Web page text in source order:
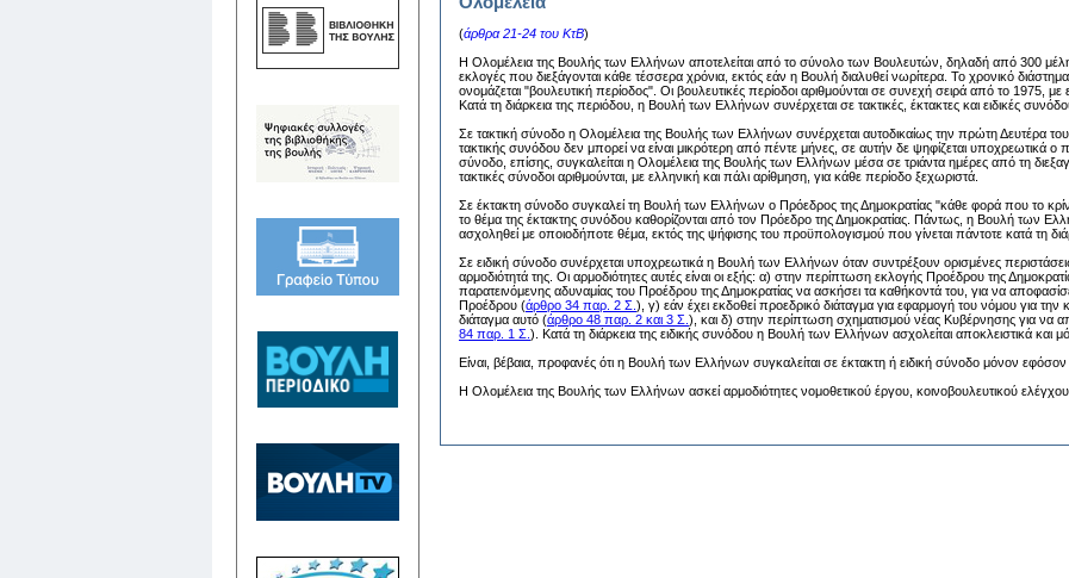
(άρθρα 21-24 του ΚτΒ)
Η Ολομέλεια της Βουλής των Ελλήνων αποτελείται από το σύνολο των Βουλευτών, δηλαδή από 300 μέλη,
εκλογές που διεξάγονται κάθε τέσσερα χρόνια, εκτός εάν η Βουλή διαλυθεί νωρίτερα. Το χρονικό
ονομάζεται "βουλευτική περίοδος". Οι βουλευτικές περίοδοι αριθμούνται σε συνεχή σειρά από το 1975, με
Κατά τη διάρκεια της περιόδου, η Βουλή των Ελλήνων συνέρχεται σε τακτικές, έκτακτες και ειδικές
Σε τακτική σύνοδο η Ολομέλεια της Βουλής των Ελλήνων συνέρχεται αυτοδικαίως την πρώτη Δευτέρα
τακτικής συνόδου δεν μπορεί να είναι μικρότερη από πέντε μήνες, σε αυτήν δε ψηφίζεται υποχρεωτικά
σύνοδο, επίσης, συγκαλείται η Ολομέλεια της Βουλής των Ελλήνων μέσα σε τριάντα ημέρες από τη
τακτικές σύνοδοι αριθμούνται, με ελληνική και πάλι αρίθμηση, για κάθε περίοδο ξεχωριστά.
Σε έκτακτη σύνοδο συγκαλεί τη Βουλή των Ελλήνων ο Πρόεδρος της Δημοκρατίας "κάθε φορά που το
το θέμα της έκτακτης συνόδου καθορίζονται από τον Πρόεδρο της Δημοκρατίας. Πάντως, η Βουλή των
ασχοληθεί με οποιοδήποτε θέμα, εκτός της ψήφισης του προϋπολογισμού που γίνεται πάντοτε κατά τη
Σε ειδική σύνοδο συνέρχεται υποχρεωτικά η Βουλή των Ελλήνων όταν συντρέξουν ορισμένες
αρμοδιότητά της. Οι αρμοδιότητες αυτές είναι οι εξής: α) στην περίπτωση εκλογής Προέδρου της
παρατεινόμενης αδυναμίας του Προέδρου της Δημοκρατίας να ασκήσει τα καθήκοντά του, για να
Προέδρου (άρθρο 34 παρ. 2 Σ. ), γ) εάν έχει εκδοθεί προεδρικό διάταγμα για εφαρμογή του νόμου για την
διάταγμα αυτό (άρθρο 48 παρ. 2 και 3 Σ. ), και δ) στην περίπτωση σχηματισμού νέας Κυβέρνησης για να
84 παρ. 1 Σ. ). Κατά τη διάρκεια της ειδικής συνόδου η Βουλή των Ελλήνων ασχολείται αποκλειστικά και
Είναι, βέβαια, προφανές ότι η Βουλή των Ελλήνων συγκαλείται σε έκτακτη ή ειδική σύνοδο μόνον εφόσον
Η Ολομέλεια της Βουλής των Ελλήνων ασκεί αρμοδιότητες νομοθετικού έργου, κοινοβουλευτικού